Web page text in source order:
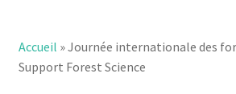
Manifestations
Publications
Accueil »Journée internationale des
Support Forest Science